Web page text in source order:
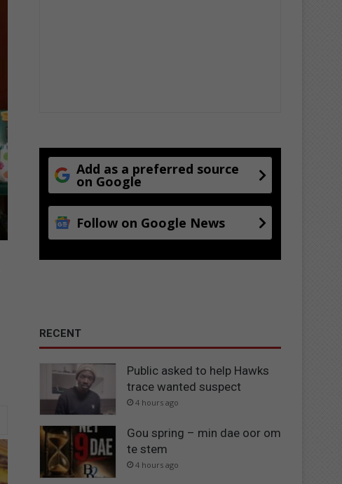
Add as a preferred source
on Google
Follow on Google News
RECENT
Public asked to help Hawks
trace wanted suspect
4 hours ago
Gou spring – min dae oor om
te stem
4 hours ago